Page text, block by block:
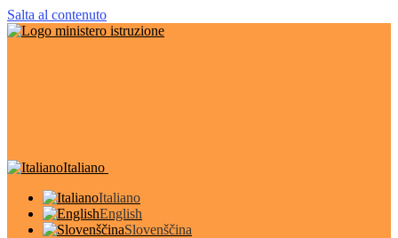
Salta al contenuto
Italiano
Italiano
English
Slovenščina